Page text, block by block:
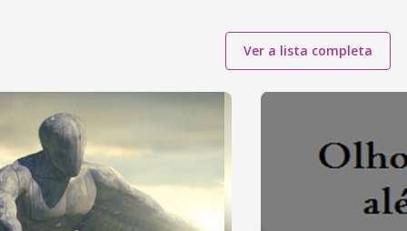
Ver a lista completa